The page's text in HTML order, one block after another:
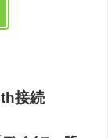
接続